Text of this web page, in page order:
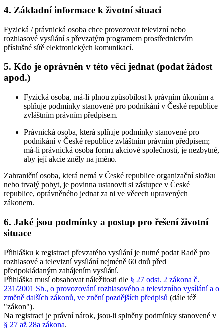
4. Základní informace k životní situaci
Fyzická / právnická osoba chce provozovat televizní nebo
rozhlasové vysílání s převzatým programem prostřednictvím
příslušné sítě elektronických komunikací.
5. Kdo je oprávněn v této věci jednat (podat žádost
apod.)
Fyzická osoba, má-li plnou způsobilost k právním úkonům a
splňuje podmínky stanovené pro podnikání v České republice
zvláštním právním předpisem.
Právnická osoba, která splňuje podmínky stanovené pro
podnikání v České republice zvláštním právním předpisem;
má-li právnická osoba formu akciové společnosti, je nezbytné,
aby její akcie zněly na jméno.
Zahraniční osoba, která nemá v České republice organizační složku
nebo trvalý pobyt, je povinna ustanovit si zástupce v České
republice, oprávněného jednat za ni ve věcech upravených
zákonem.
6. Jaké jsou podmínky a postup pro řešení životní
situace
Přihlášku k registraci převzatého vysílání je nutné podat Radě pro
rozhlasové a televizní vysílání nejméně 60 dnů před
předpokládaným zahájením vysílání.
Přihláška musí obsahovat náležitosti dle § 27 odst. 2 zákona č.
231/2001 Sb., o provozování rozhlasového a televizního vysílání a o
změně dalších zákonů, ve znění pozdějších předpisů (dále též
"zákon").
Na registraci je právní nárok, jsou-li splněny podmínky stanovené v
§ 27 až 28a zákona.